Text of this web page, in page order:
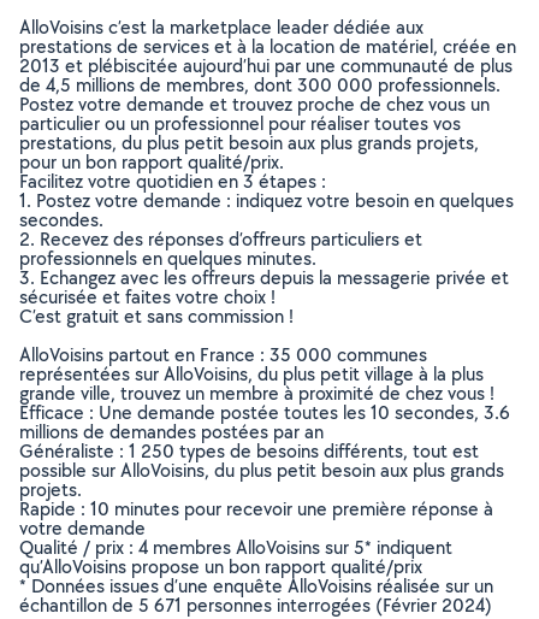
AlloVoisins c’est la marketplace leader dédiée aux
prestations de services et à la location de matériel, créée en
2013 et plébiscitée aujourd’hui par une communauté de plus
de 4,5 millions de membres, dont 300 000 professionnels.
Postez votre demande et trouvez proche de chez vous un
particulier ou un professionnel pour réaliser toutes vos
prestations, du plus petit besoin aux plus grands projets,
pour un bon rapport qualité/prix.
Facilitez votre quotidien en 3 étapes :
1. Postez votre demande : indiquez votre besoin en quelques
secondes.
2. Recevez des réponses d’offreurs particuliers et
professionnels en quelques minutes.
3. Echangez avec les offreurs depuis la messagerie privée et
sécurisée et faites votre choix !
C’est gratuit et sans commission !
AlloVoisins partout en France : 35 000 communes
représentées sur AlloVoisins, du plus petit village à la plus
grande ville, trouvez un membre à proximité de chez vous !
Efficace : Une demande postée toutes les 10 secondes, 3.6
millions de demandes postées par an
Généraliste : 1 250 types de besoins différents, tout est
possible sur AlloVoisins, du plus petit besoin aux plus grands
projets.
Rapide : 10 minutes pour recevoir une première réponse à
votre demande
Qualité / prix : 4 membres AlloVoisins sur 5* indiquent
qu’AlloVoisins propose un bon rapport qualité/prix
* Données issues d’une enquête AlloVoisins réalisée sur un
échantillon de 5 671 personnes interrogées (Février 2024)